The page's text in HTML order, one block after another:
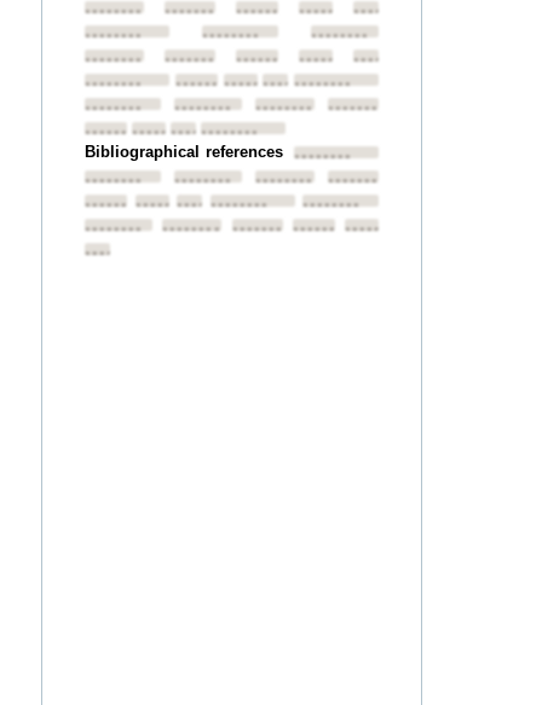
••••••••
•••••••• •••••••• ••••••••••••••••
••••••••
••••••••
••••••••
••••••••
•••••••• •••••••• ••••••••••••••••
••••••••
••••••••••••••••••••••••••••••••
••••••••
•••••••• ••••••••
••••••••
••••••••••••••••••••••••••••••••
Bibliographical references ••••••••
••••••••
•••••••• ••••••••
••••••••
••••••••••••••••••••••••••••••••
••••••••
••••••••
•••••••• •••••••• ••••••••••••••••
••••••••